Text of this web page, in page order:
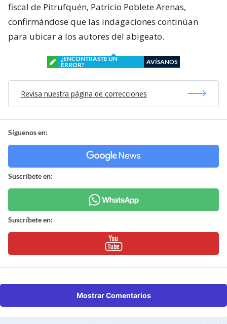
fiscal de Pitrufquén, Patricio Poblete Arenas,
confirmándose que las indagaciones continúan
para ubicar a los autores del abigeato.
¿ENCONTRASTE UN
ERROR?
AVÍSANOS
Revisa nuestra página de correcciones
Síguenos en:
Suscríbete en:
Suscríbete en:
Mostrar Comentarios